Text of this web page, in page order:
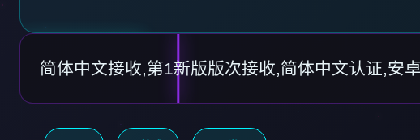
简体中文接收,第1新版版次接收,简体中文认证,安